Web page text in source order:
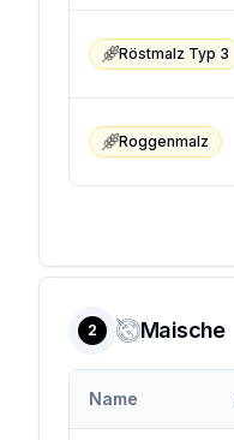
Röstmalz Typ 3
Roggenmalz
2 Maische
Name